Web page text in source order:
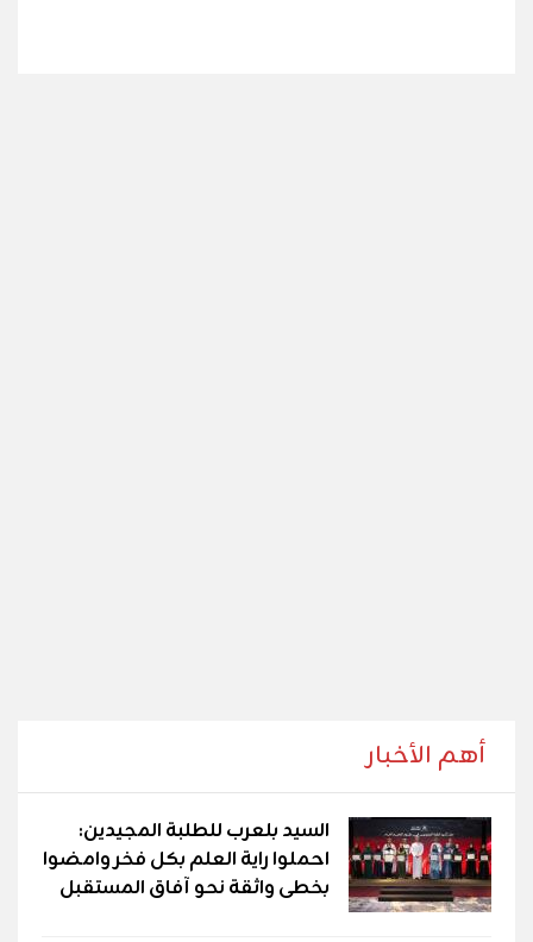
أهم الأخبار
السيد بلعرب للطلبة المجيدين:
احملوا راية العلم بكل فخر وامضوا
بخطى واثقة نحو آفاق المستقبل